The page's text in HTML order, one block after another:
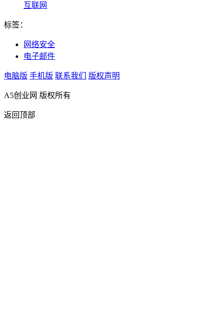
互联网
标签：
网络安全
电子邮件
电脑版 手机版 联系我们 版权声明
A5创业网 版权所有
返回顶部